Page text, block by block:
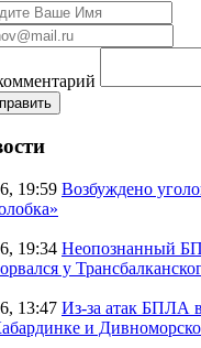
19:59 Возбуждено
19:34 Неопознанный
у
13:47 Из-за атак БПЛА
и